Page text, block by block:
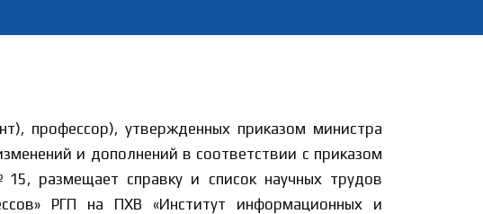
профессор), утвержденных приказом министра
и дополнений в соответствии с приказом
размещает справку и список научных трудов
РГП на ПХВ «Институт информационных и